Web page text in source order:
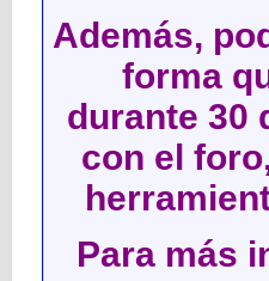
Además,
forma
durante 30
con el
Para más